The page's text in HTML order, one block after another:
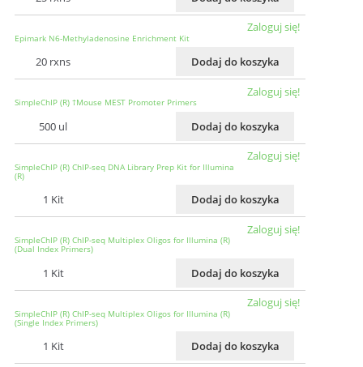
Epimark N6-Methyladenosine Enrichment Kit
20 rxns
Zaloguj się!
Dodaj do koszyka
SimpleChIP (R) †Mouse MEST Promoter Primers
500 ul
Zaloguj się!
Dodaj do koszyka
SimpleChIP (R) ChIP-seq DNA Library Prep Kit for Illumina
(R)
1 Kit
Zaloguj się!
Dodaj do koszyka
SimpleChIP (R) ChIP-seq Multiplex Oligos for Illumina (R)
(Dual Index Primers)
1 Kit
Zaloguj się!
Dodaj do koszyka
SimpleChIP (R) ChIP-seq Multiplex Oligos for Illumina (R)
(Single Index Primers)
1 Kit
Zaloguj się!
Dodaj do koszyka